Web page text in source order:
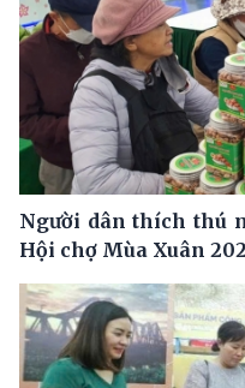
Người dân thích thú
Hội chợ Mùa Xuân